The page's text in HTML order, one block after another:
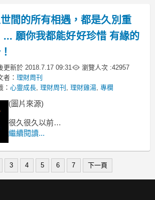
世間的所有相遇，都是久別重
... 願你我都能好好珍惜 有緣的
更新於 2018.7.17 09:31 瀏覽人次 :42957
者： 理財周刊
： 心靈成長, 理財周刊 , 理財雞湯, 專欄
(圖片來源)
很久很久以前
朋友傳了一篇 好文到我的信箱
也對我看待「緣份」這件事
繼續閱讀...
3 4 5 6 7 下一頁